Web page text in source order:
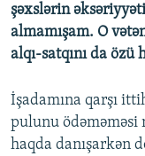
şəxslərin
almamışam. O
alqı-satqını da
İşadamına qarşı
pulunu ödəməməsi
haqda danışarkən